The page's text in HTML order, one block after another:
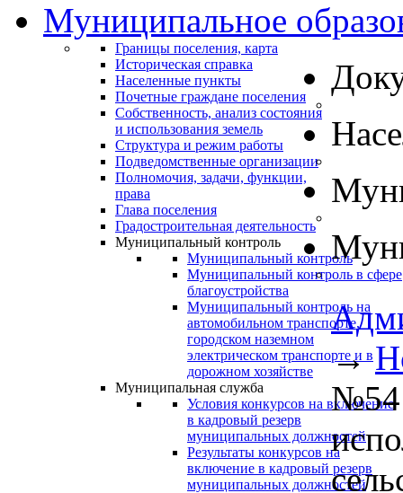
Муниципальное
Границы поселения, карта
Историческая справка
Населенные пункты
Почетные граждане поселения
Собственность, анализ состояния
и использования земель
Структура и режим работы
Подведомственные организации
Полномочия, задачи, функции,
права
Глава поселения
Градостроительная деятельность
Муниципальный контроль
Муниципальный контроль
Муниципальный контроль в сфере
благоустройства
Муниципальный контроль на
автомобильном транспорте,
городском наземном
электрическом транспорте и в
дорожном хозяйстве
Муниципальная служба
Условия конкурсов на включение
в кадровый резерв
муниципальных должностей
Результаты конкурсов на
включение в кадровый резерв
муниципальных должностей
→
№54